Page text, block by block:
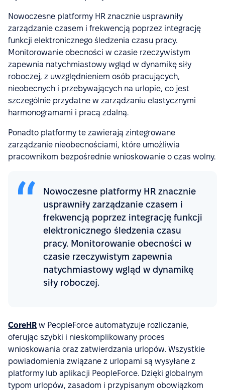
Nowoczesne platformy HR znacznie usprawniły
zarządzanie czasem i frekwencją poprzez integrację
funkcji elektronicznego śledzenia czasu pracy.
Monitorowanie obecności w czasie rzeczywistym
zapewnia natychmiastowy wgląd w dynamikę siły
roboczej, z uwzględnieniem osób pracujących,
nieobecnych i przebywających na urlopie, co jest
szczególnie przydatne w zarządzaniu elastycznymi
harmonogramami i pracą zdalną.
Ponadto platformy te zawierają zintegrowane
zarządzanie nieobecnościami, które umożliwia
pracownikom bezpośrednie wnioskowanie o czas wolny.
Nowoczesne platformy HR znacznie
usprawniły zarządzanie czasem i
frekwencją poprzez integrację funkcji
elektronicznego śledzenia czasu
pracy. Monitorowanie obecności w
czasie rzeczywistym zapewnia
natychmiastowy wgląd w dynamikę
siły roboczej.
CoreHR w PeopleForce automatyzuje rozliczanie,
oferując szybki i nieskomplikowany proces
wnioskowania oraz zatwierdzania urlopów. Wszystkie
powiadomienia związane z urlopami są wysyłane z
platformy lub aplikacji PeopleForce. Dzięki globalnym
typom urlopów, zasadom i przypisanym obowiązkom